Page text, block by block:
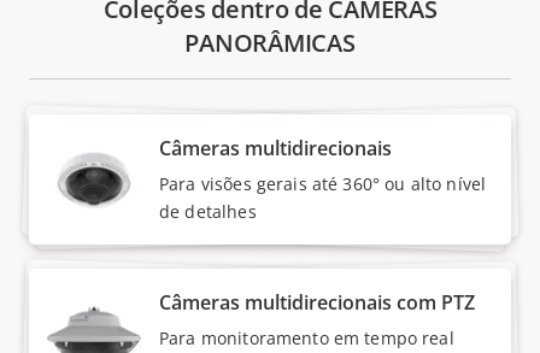
Coleções dentro de CÂMERAS
PANORÂMICAS
Câmeras multidirecionais
Para visões gerais até 360° ou alto nível
de detalhes
Câmeras multidirecionais com PTZ
Para monitoramento em tempo real